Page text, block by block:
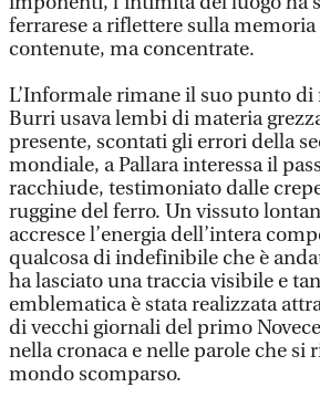
ferrarese a riflettere sulla
contenute, ma concentrate.
L’Informale rimane il suo punto
Burri usava lembi di materia
presente, scontati gli errori della
mondiale, a Pallara interessa il
racchiude, testimoniato dalle
ruggine del ferro. Un vissuto
accresce l’energia dell’intera
qualcosa di indefinibile che è
ha lasciato una traccia visibile e
emblematica è stata realizzata
di vecchi giornali del primo
nella cronaca e nelle parole che si
mondo scomparso.